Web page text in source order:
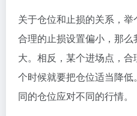
关于仓位和止损的关系，举
合理的止损设置偏小，那
大。相反，某个进场点，
个时候就要把仓位适当降
同的仓位应对不同的行情。